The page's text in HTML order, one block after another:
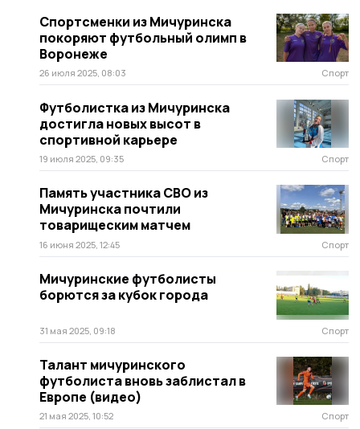
Спортсменки из Мичуринска
покоряют футбольный олимп в
Воронеже
26 июля 2025, 08:03 Спорт
Футболистка из Мичуринска
достигла новых высот в
спортивной карьере
19 июля 2025, 09:35 Спорт
Память участника СВО из
Мичуринска почтили
товарищеским матчем
16 июня 2025, 12:45 Спорт
Мичуринские футболисты
борются за кубок города
31 мая 2025, 09:18 Спорт
Талант мичуринского
футболиста вновь заблистал в
Европе (видео)
21 мая 2025, 10:52 Спорт